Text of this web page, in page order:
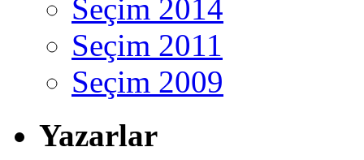
Seçim 2014
Seçim 2011
Seçim 2009
Yazarlar